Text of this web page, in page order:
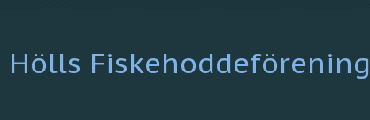
Hölls Fiskehoddeförening